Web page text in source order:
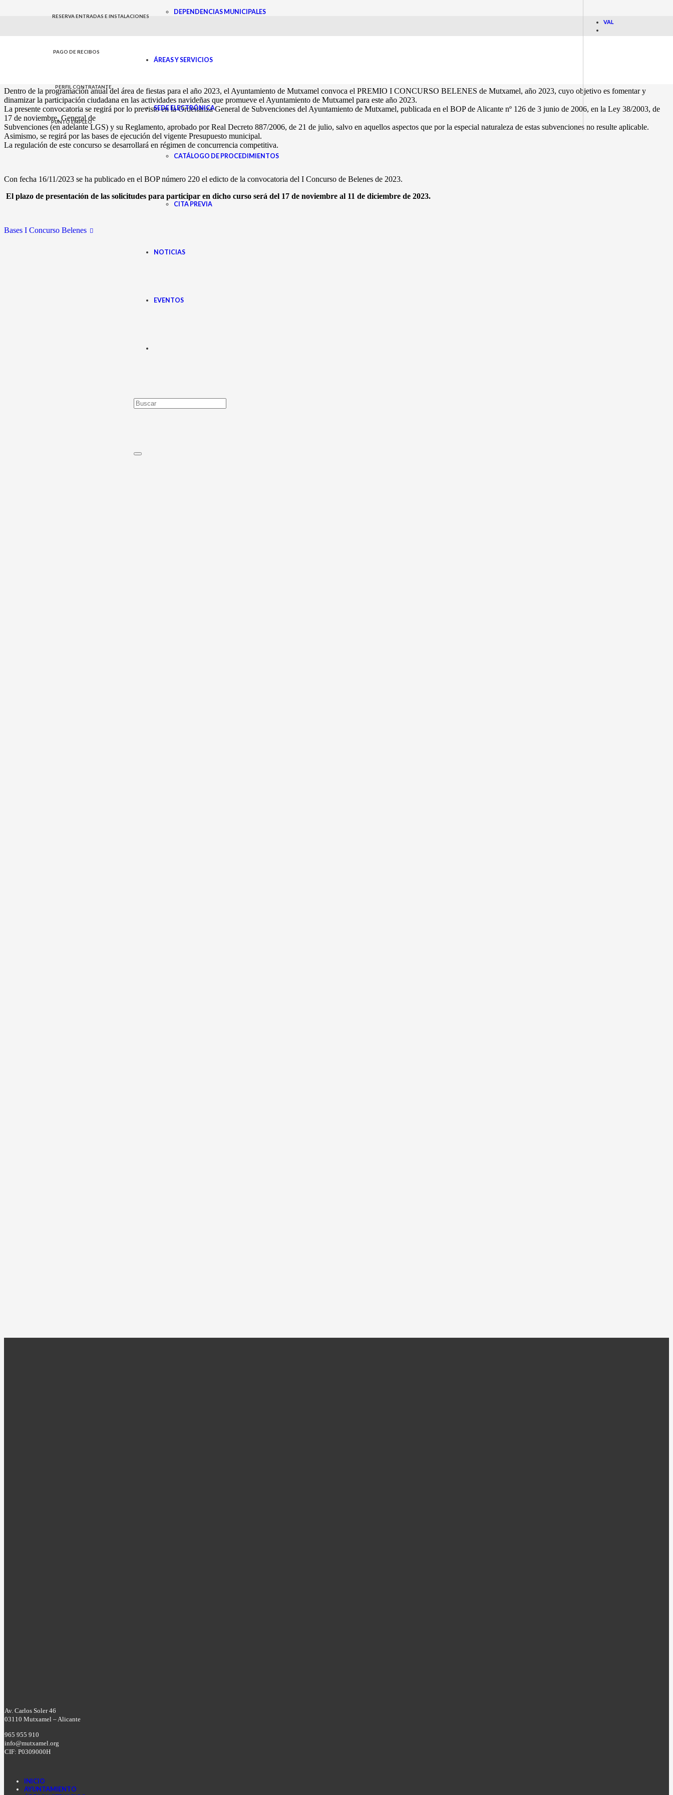
RESERVA ENTRADAS E INSTALACIONES
PAGO DE RECIBOS
PERFIL CONTRATANTE
PUNTO EMPLEO
VAL
DEPENDENCIAS MUNICIPALES
ÁREAS Y SERVICIOS
SEDE ELECTRÓNICA
CATÁLOGO DE PROCEDIMIENTOS
CITA PREVIA
NOTICIAS
EVENTOS
I CONCURSO DE BELENES 2023
15 de noviembre de 2023
NOTAS DE PRENSA,NOTICIAS
Dentro de la programación anual del área de fiestas para el año 2023, el Ayuntamiento de Mutxamel convoca el PREMIO I CONCURSO BELENES de Mutxamel, año 2023, cuyo objetivo es fomentar y
dinamizar la participación ciudadana en las actividades navideñas que promueve el Ayuntamiento de Mutxamel para este año 2023.
La presente convocatoria se regirá por lo previsto en la Ordenanza General de Subvenciones del Ayuntamiento de Mutxamel, publicada en el BOP de Alicante nº 126 de 3 junio de 2006, en la Ley 38/2003, de
17 de noviembre, General de
Subvenciones (en adelante LGS) y su Reglamento, aprobado por Real Decreto 887/2006, de 21 de julio, salvo en aquellos aspectos que por la especial naturaleza de estas subvenciones no resulte aplicable.
Asimismo, se regirá por las bases de ejecución del vigente Presupuesto municipal.
La regulación de este concurso se desarrollará en régimen de concurrencia competitiva.
Con fecha 16/11/2023 se ha publicado en el BOP número 220 el edicto de la convocatoria del I Concurso de Belenes de 2023.
El plazo de presentación de las solicitudes para participar en dicho curso será del 17 de noviembre al 11 de diciembre de 2023.
Bases I Concurso Belenes
Av. Carlos Soler 46
03110 Mutxamel – Alicante
965 955 910
info@mutxamel.org
CIF: P0309000H
INICIO
AYUNTAMIENTO